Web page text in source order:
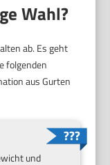
Wahl?
ab. Es geht
folgenden
aus Gurten
und